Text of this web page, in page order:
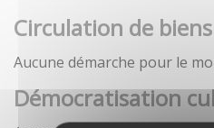
Circulation de
Aucune démarche pour le
Démocratisation